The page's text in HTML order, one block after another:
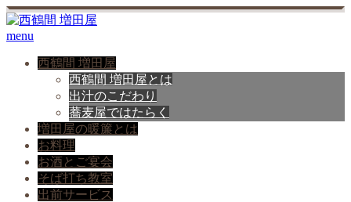
menu
西鶴間 増田屋
西鶴間 増田屋とは
出汁のこだわり
蕎麦屋ではたらく
増田屋の暖簾とは
お料理
お酒とご宴会
そば打ち教室
出前サービス